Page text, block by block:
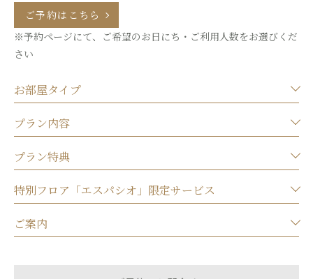
ご予約はこちら
※予約ページにて、ご希望のお日にち・ご利用人数をお選びくだ
さい
お部屋タイプ
プラン内容
プラン特典
特別フロア「エスパシオ」限定サービス
ご案内